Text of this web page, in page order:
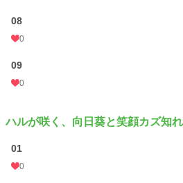
08
0
09
0
ハルが咲く、向日葵と笑顔カズ知
01
0